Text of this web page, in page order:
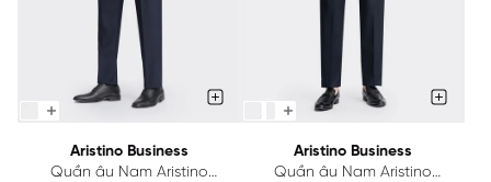
Aristino Business
Quần âu Nam Aristino
Aristino Business
Quần âu Nam Aristino